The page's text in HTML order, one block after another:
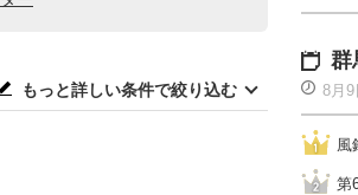
もっと詳しい条件で絞り込む
群
8月9
風
第